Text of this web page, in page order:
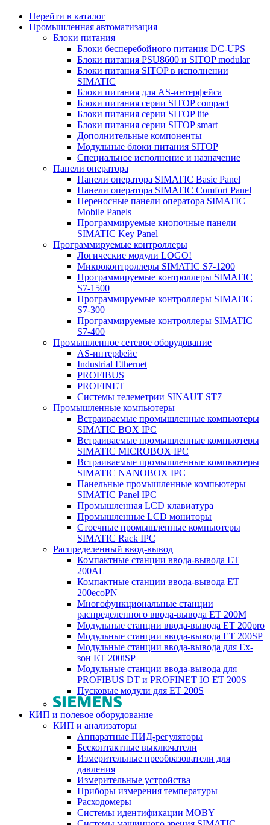
Перейти в каталог
Промышленная автоматизация
Блоки питания
Блоки бесперебойного питания DC-UPS
Блоки питания PSU8600 и SITOP modular
Блоки питания SITOP в исполнении
SIMATIC
Блоки питания для AS-интерфейса
Блоки питания серии SITOP compact
Блоки питания серии SITOP lite
Блоки питания серии SITOP smart
Дополнительные компоненты
Модульные блоки питания SITOP
Специальное исполнение и назначение
Панели оператора
Панели оператора SIMATIC Basic Panel
Панели оператора SIMATIC Comfort Panel
Переносные панели оператора SIMATIC
Mobile Panels
Программируемые кнопочные панели
SIMATIC Key Panel
Программируемые контроллеры
Логические модули LOGO!
Микроконтроллеры SIMATIC S7-1200
Программируемые контроллеры SIMATIC
S7-1500
Программируемые контроллеры SIMATIC
S7-300
Программируемые контроллеры SIMATIC
S7-400
Промышленное сетевое оборудование
AS-интерфейс
Industrial Ethernet
PROFIBUS
PROFINET
Системы телеметрии SINAUT ST7
Промышленные компьютеры
Встраиваемые промышленные компьютеры
SIMATIC BOX IPC
Встраиваемые промышленные компьютеры
SIMATIC MICROBOX IPC
Встраиваемые промышленные компьютеры
SIMATIC NANOBOX IPC
Панельные промышленные компьютеры
SIMATIC Panel IPC
Промышленная LCD клавиатура
Промышленные LCD мониторы
Стоечные промышленные компьютеры
SIMATIC Rack IPC
Распределенный ввод-вывод
Компактные станции ввода-вывода ET
200AL
Компактные станции ввода-вывода ET
200ecoPN
Многофункциональные станции
распределенного ввода-вывода ET 200M
Модульные станции ввода-вывода ET 200pro
Модульные станции ввода-вывода ET 200SP
Модульные станции ввода-вывода для Ex-
зон ET 200iSP
Модульные станции ввода-вывода для
PROFIBUS DT и PROFINET IO ET 200S
Пусковые модули для ET 200S
КИП и полевое оборудование
КИП и анализаторы
Аппаратные ПИД-регуляторы
Бесконтактные выключатели
Измерительные преобразователи для
давления
Измерительные устройства
Приборы измерения температуры
Расходомеры
Системы идентификации MOBY